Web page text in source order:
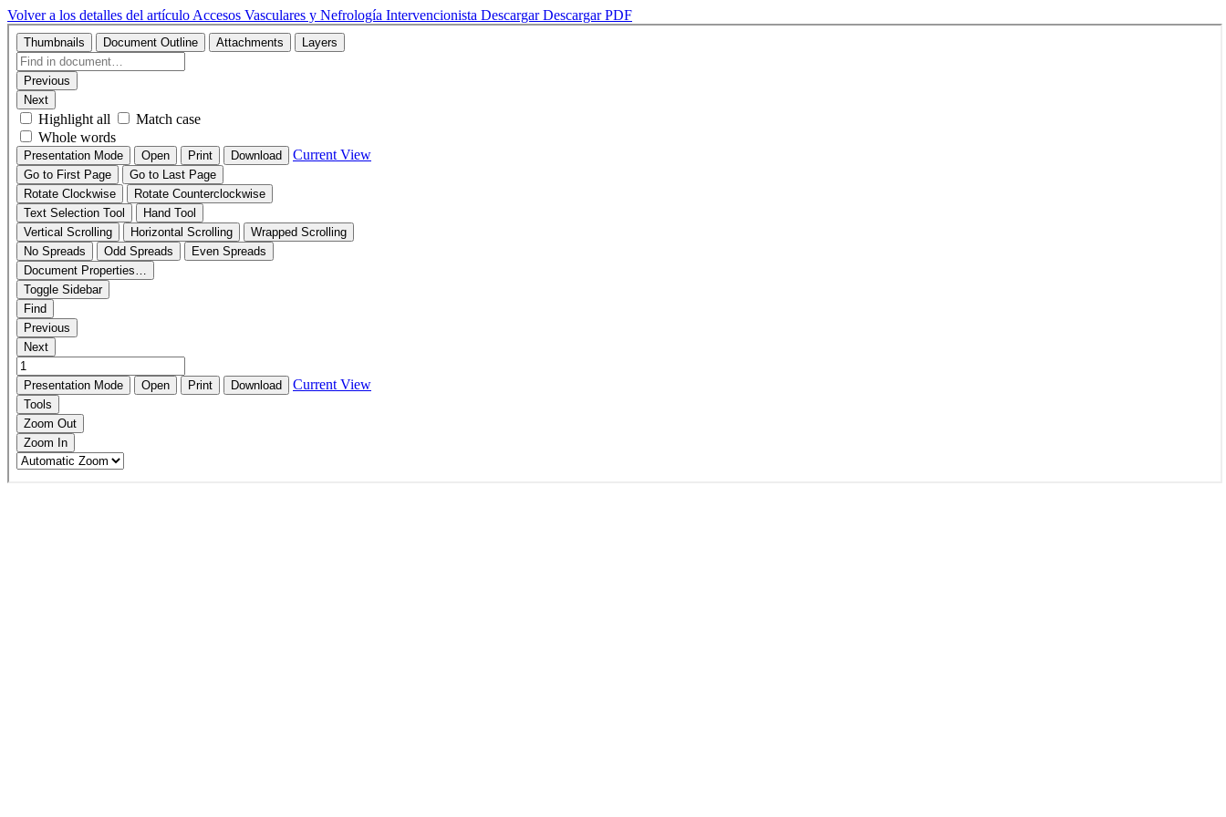
Volver a los detalles del artículo Accesos Vasculares y Nefrología Intervencionista DescargarDescargar PDF